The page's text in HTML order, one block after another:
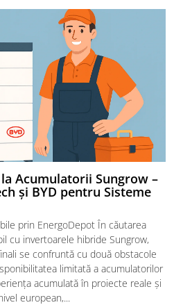
Acumulatorii Sungrow –
și BYD pentru Sisteme
prin EnergoDepot În căutarea
cu invertoarele hibride Sungrow,
se confruntă cu două obstacole
limitată a acumulatorilor
acumulată în proiecte reale și
european,...